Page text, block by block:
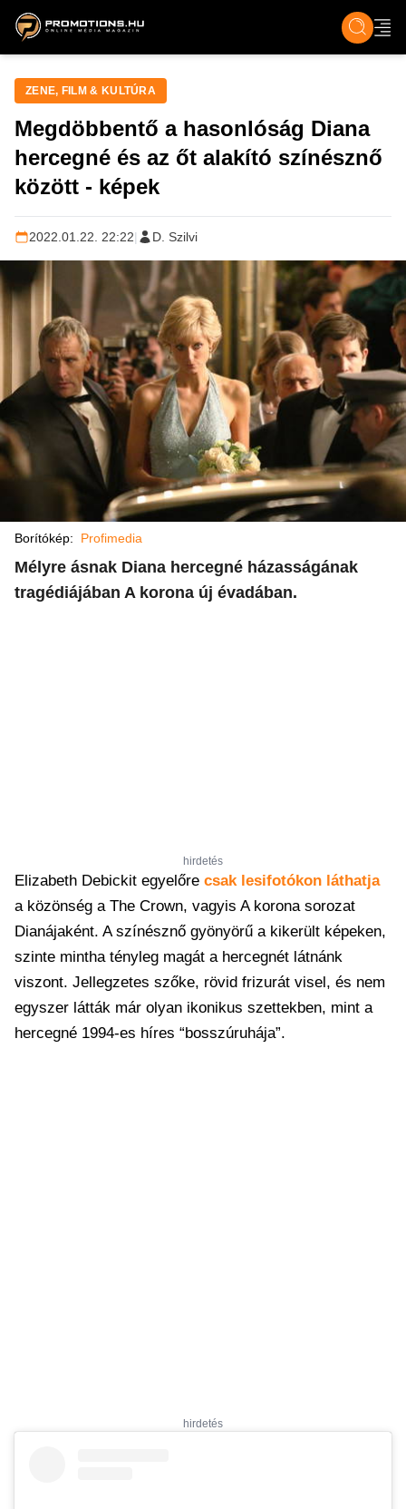
ZENE, FILM & KULT ÉLET TECH &
ZENE, FILM & KULTÚRA
Megdöbbentő a hasonlóság Diana
hercegné és az őt alakító színésznő
között - képek
2022.01.22. 22:22| D. Szilvi
Borítókép: Profimedia
Mélyre ásnak Diana hercegné házasságának
tragédiájában A korona új évadában.
hirdetés
Elizabeth Debickit egyelőre csak lesifotókon láthatja
a közönség a The Crown, vagyis A korona sorozat
Dianájaként. A színésznő gyönyörű a kikerült képeken,
szinte mintha tényleg magát a hercegnét látnánk
viszont. Jellegzetes szőke, rövid frizurát visel, és nem
egyszer látták már olyan ikonikus szettekben, mint a
hercegné 1994-es híres “bosszúruhája”.
hirdetés